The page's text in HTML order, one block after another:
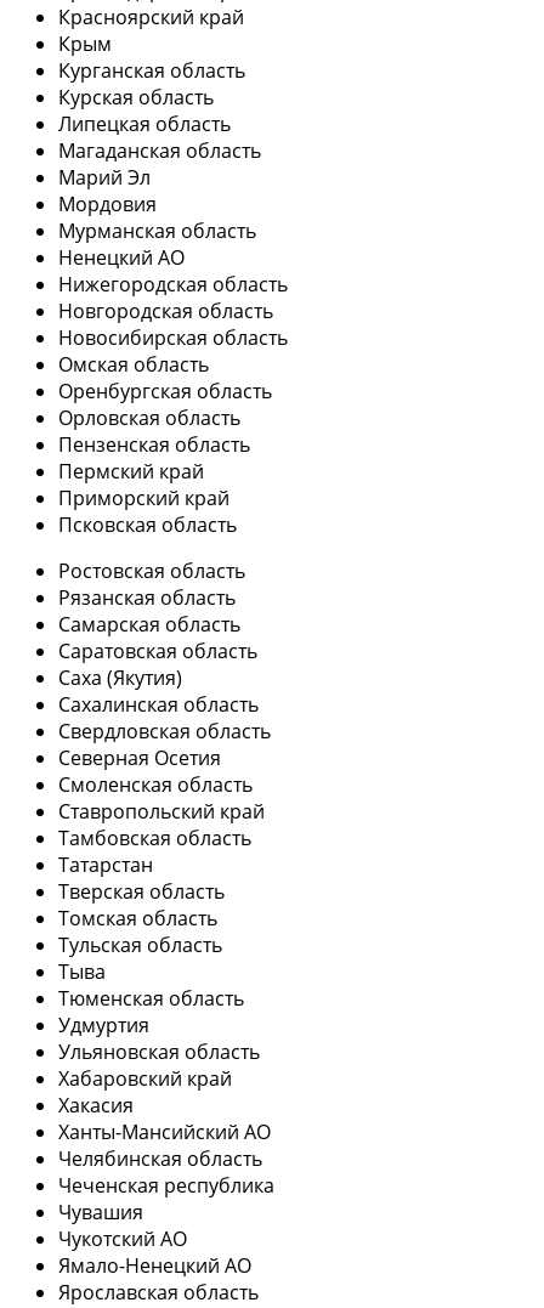
Красноярский край
Крым
Курганская область
Курская область
Липецкая область
Магаданская область
Марий Эл
Мордовия
Мурманская область
Ненецкий АО
Нижегородская область
Новгородская область
Новосибирская область
Омская область
Оренбургская область
Орловская область
Пензенская область
Пермский край
Приморский край
Псковская область
Ростовская область
Рязанская область
Самарская область
Саратовская область
Саха (Якутия)
Сахалинская область
Свердловская область
Северная Осетия
Смоленская область
Ставропольский край
Тамбовская область
Татарстан
Тверская область
Томская область
Тульская область
Тыва
Тюменская область
Удмуртия
Ульяновская область
Хабаровский край
Хакасия
Ханты-Мансийский АО
Челябинская область
Чеченская республика
Чувашия
Чукотский АО
Ямало-Ненецкий АО
Ярославская область